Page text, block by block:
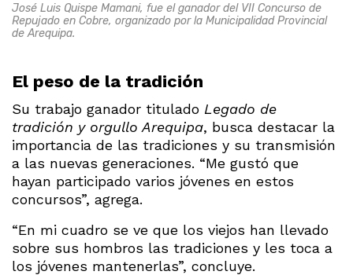
José Luis Quispe Mamani, fue el ganador del VII Concurso de
Repujado en Cobre, organizado por la Municipalidad Provincial
de Arequipa.
El peso de la tradición
Su trabajo ganador titulado Legado de
tradición y orgullo Arequipa, busca destacar la
importancia de las tradiciones y su transmisión
a las nuevas generaciones. “Me gustó que
hayan participado varios jóvenes en estos
concursos”, agrega.
“En mi cuadro se ve que los viejos han llevado
sobre sus hombros las tradiciones y les toca a
los jóvenes mantenerlas”, concluye.